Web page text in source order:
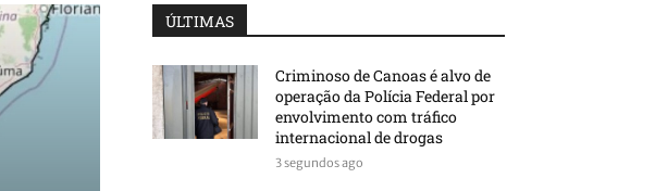
ÚLTIMAS
Criminoso de Canoas é alvo de
operação da Polícia Federal por
envolvimento com tráfico
internacional de drogas
3 segundos ago